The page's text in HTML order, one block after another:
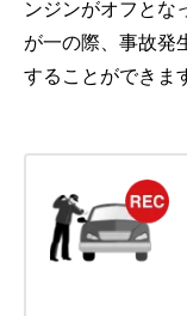
ンジンがオフとな
が一の際、事故発
することができま